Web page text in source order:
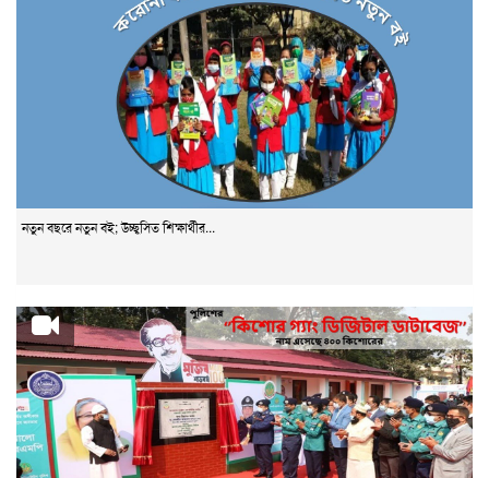
নতুন বছরে নতুন বই; উচ্ছ্বসিত শিক্ষার্থীর...